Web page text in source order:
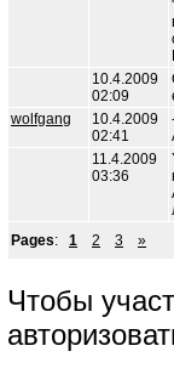
10.4.2009
02:09
wolfgang
10.4.2009
02:41
11.4.2009
03:36
Pages: 1 2 3 »
Чтобы